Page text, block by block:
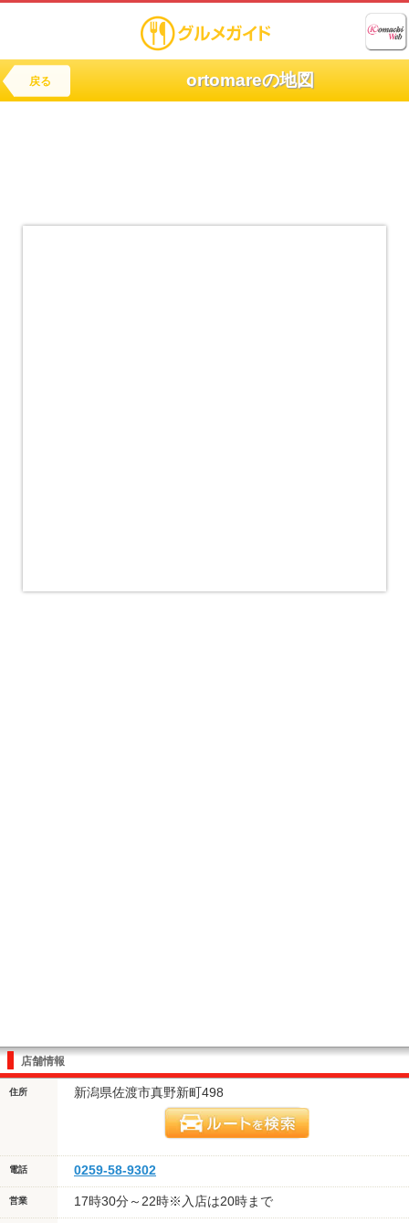
戻る ortomareの地図
店舗情報
住所 新潟県佐渡市真野新町498
電話 0259-58-9302
営業 17時30分～22時※入店は20時まで